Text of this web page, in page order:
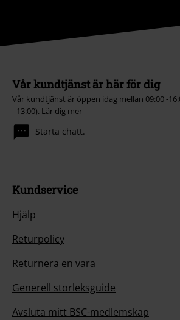
Vår kundtjänst är här för dig
Vår kundtjänst är öppen idag mellan 09:00 -
- 13:00). Lär dig mer
Starta chatt.
Kundservice
Hjälp
Returpolicy
Returnera en vara
Generell storleksguide
Avsluta mitt BSC-medlemskap